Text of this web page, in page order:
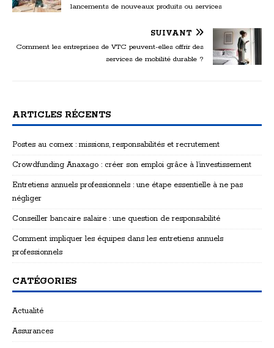
lancements de nouveaux produits ou services
SUIVANT
Comment les entreprises de VTC peuvent-elles offrir des
services de mobilité durable ?
ARTICLES RÉCENTS
Postes au comex : missions, responsabilités et recrutement
Crowdfunding Anaxago : créer son emploi grâce à l’investissement
Entretiens annuels professionnels : une étape essentielle à ne pas
négliger
Conseiller bancaire salaire : une question de responsabilité
Comment impliquer les équipes dans les entretiens annuels
professionnels
CATÉGORIES
Actualité
Assurances